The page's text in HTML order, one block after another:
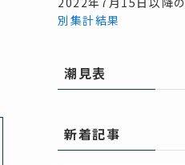
別集計結果
潮見表
新着記事